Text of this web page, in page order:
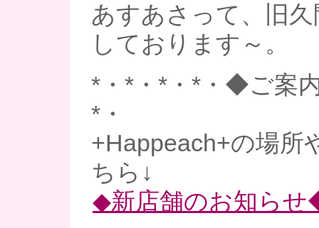
あすあさって、旧
しております～。
*・*・*・*・◆ご案
*・
+Happeach+の場所
ちら↓
◆新店舗のお知ら